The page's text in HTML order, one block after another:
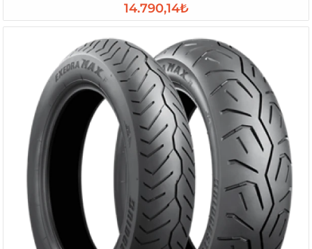
14.790,14₺